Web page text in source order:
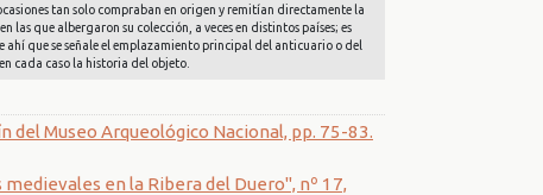
tan solo compraban en origen y remitían directamente la
las que albergaron su colección, a veces en distintos países; es
ahí que se señale el emplazamiento principal del anticuario o del
cada caso la historia del objeto.
del Museo Arqueológico Nacional, pp. 75-83.
en la Ribera del Duero", nº 17,